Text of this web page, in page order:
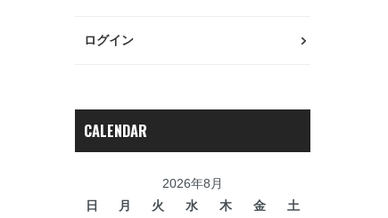
ログイン
CALENDAR
2026年8月
日
月 火 水 木 金
土